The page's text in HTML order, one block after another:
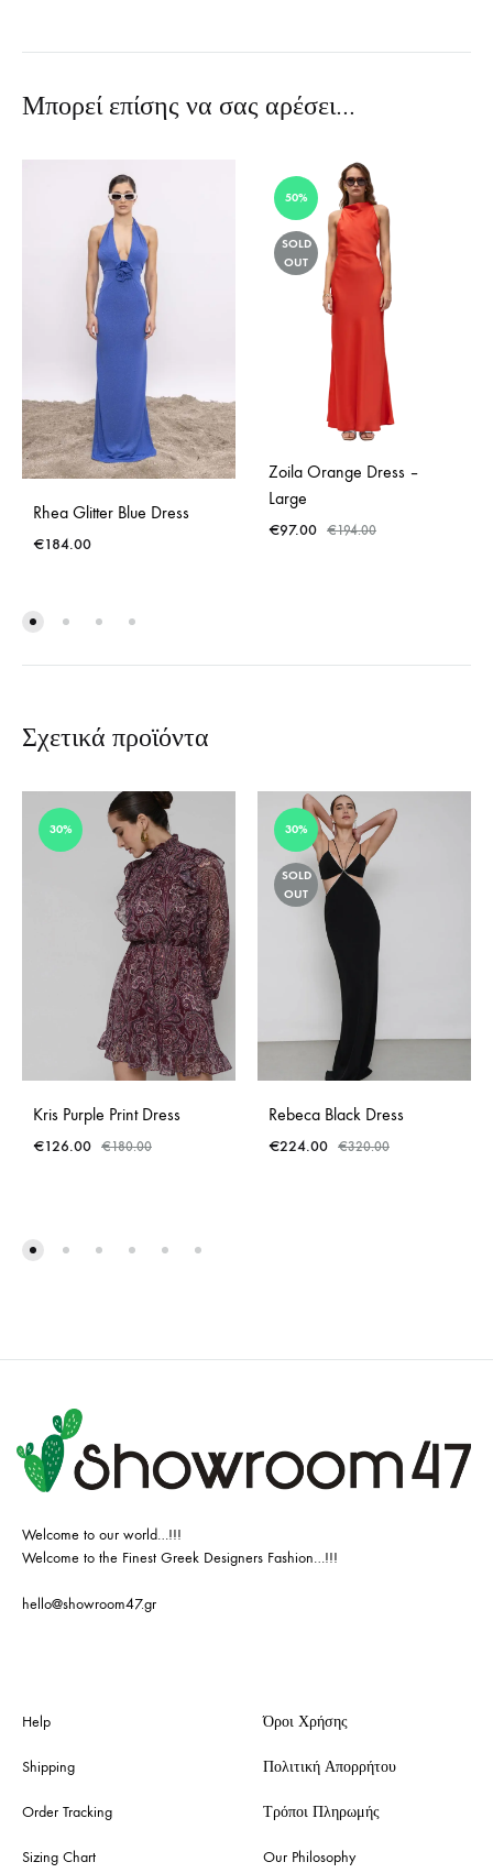
Μπορεί επίσης να σας αρέσει…
Rhea Glitter Blue Dress
€184.00
50%
SOLD
OUT
Zoila Orange Dress –
Large
€97.00 €194.00
Σχετικά προϊόντα
30%
Kris Purple Print Dress
€126.00 €180.00
30%
SOLD
OUT
Rebeca Black Dress
€224.00 €320.00
Welcome to our world…!!!
Welcome to the Finest Greek Designers Fashion…!!!
hello@showroom47.gr
Help
Shipping
Order Tracking
Sizing Chart
Όροι Χρήσης
Πολιτική Απορρήτου
Τρόποι Πληρωμής
Our Philosophy